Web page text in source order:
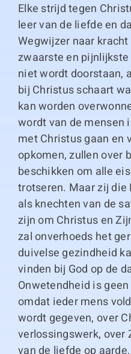
Elke strijd tegen
leer van de liefde en
Wegwijzer naar
zwaarste en
niet wordt doorstaan,
bij Christus schaart
kan worden
wordt van de mensen
met Christus gaan en
opkomen, zullen over
beschikken om alle
trotseren. Maar zij die
als knechten van de
zijn om Christus en
zal onverhoeds het
duivelse gezindheid
vinden bij God op de
Onwetendheid is
omdat ieder mens
wordt gegeven, over
verlossingswerk, over
van de liefde op